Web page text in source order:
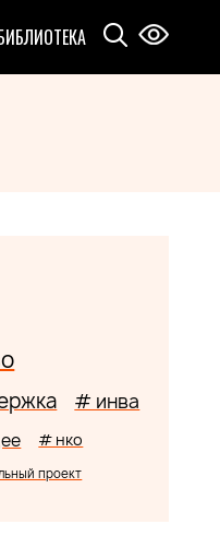
# инва
# нко
проект